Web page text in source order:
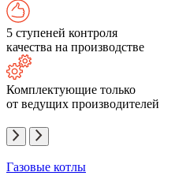
5 ступеней контроля
качества на производстве
Комплектующие только
от ведущих производителей
Газовые котлы